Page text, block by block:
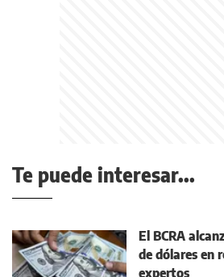
Te puede interesar...
El BCRA
de dólares en
expertos